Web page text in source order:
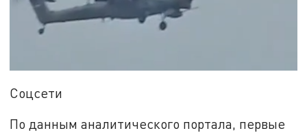
Соцсети
По данным аналитического портала, первые